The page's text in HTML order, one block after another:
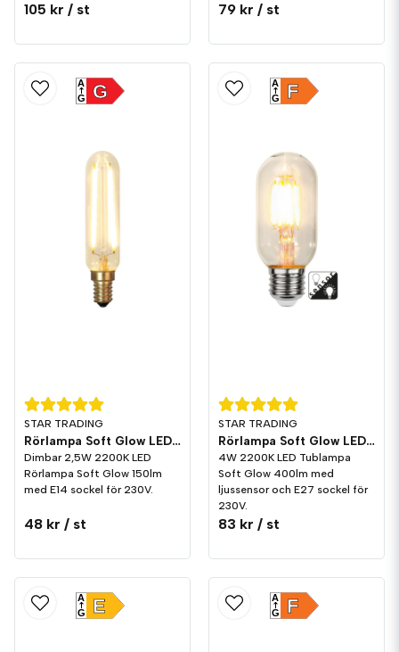
105 kr / st 79 kr / st
STAR TRADING
Rörlampa Soft Glow LED 150lm E14 2200K Dim
Dimbar 2,5W 2200K LED
Rörlampa Soft Glow 150lm
med E14 sockel för 230V.
48 kr / st
G
A
G
STAR TRADING
Rörlampa Soft Glow LED ljussensor 400lm E27 2200K
4W 2200K LED Tublampa
Soft Glow 400lm med
ljussensor och E27 sockel för
230V.
83 kr / st
F
A
G
E
A
G F
A
G